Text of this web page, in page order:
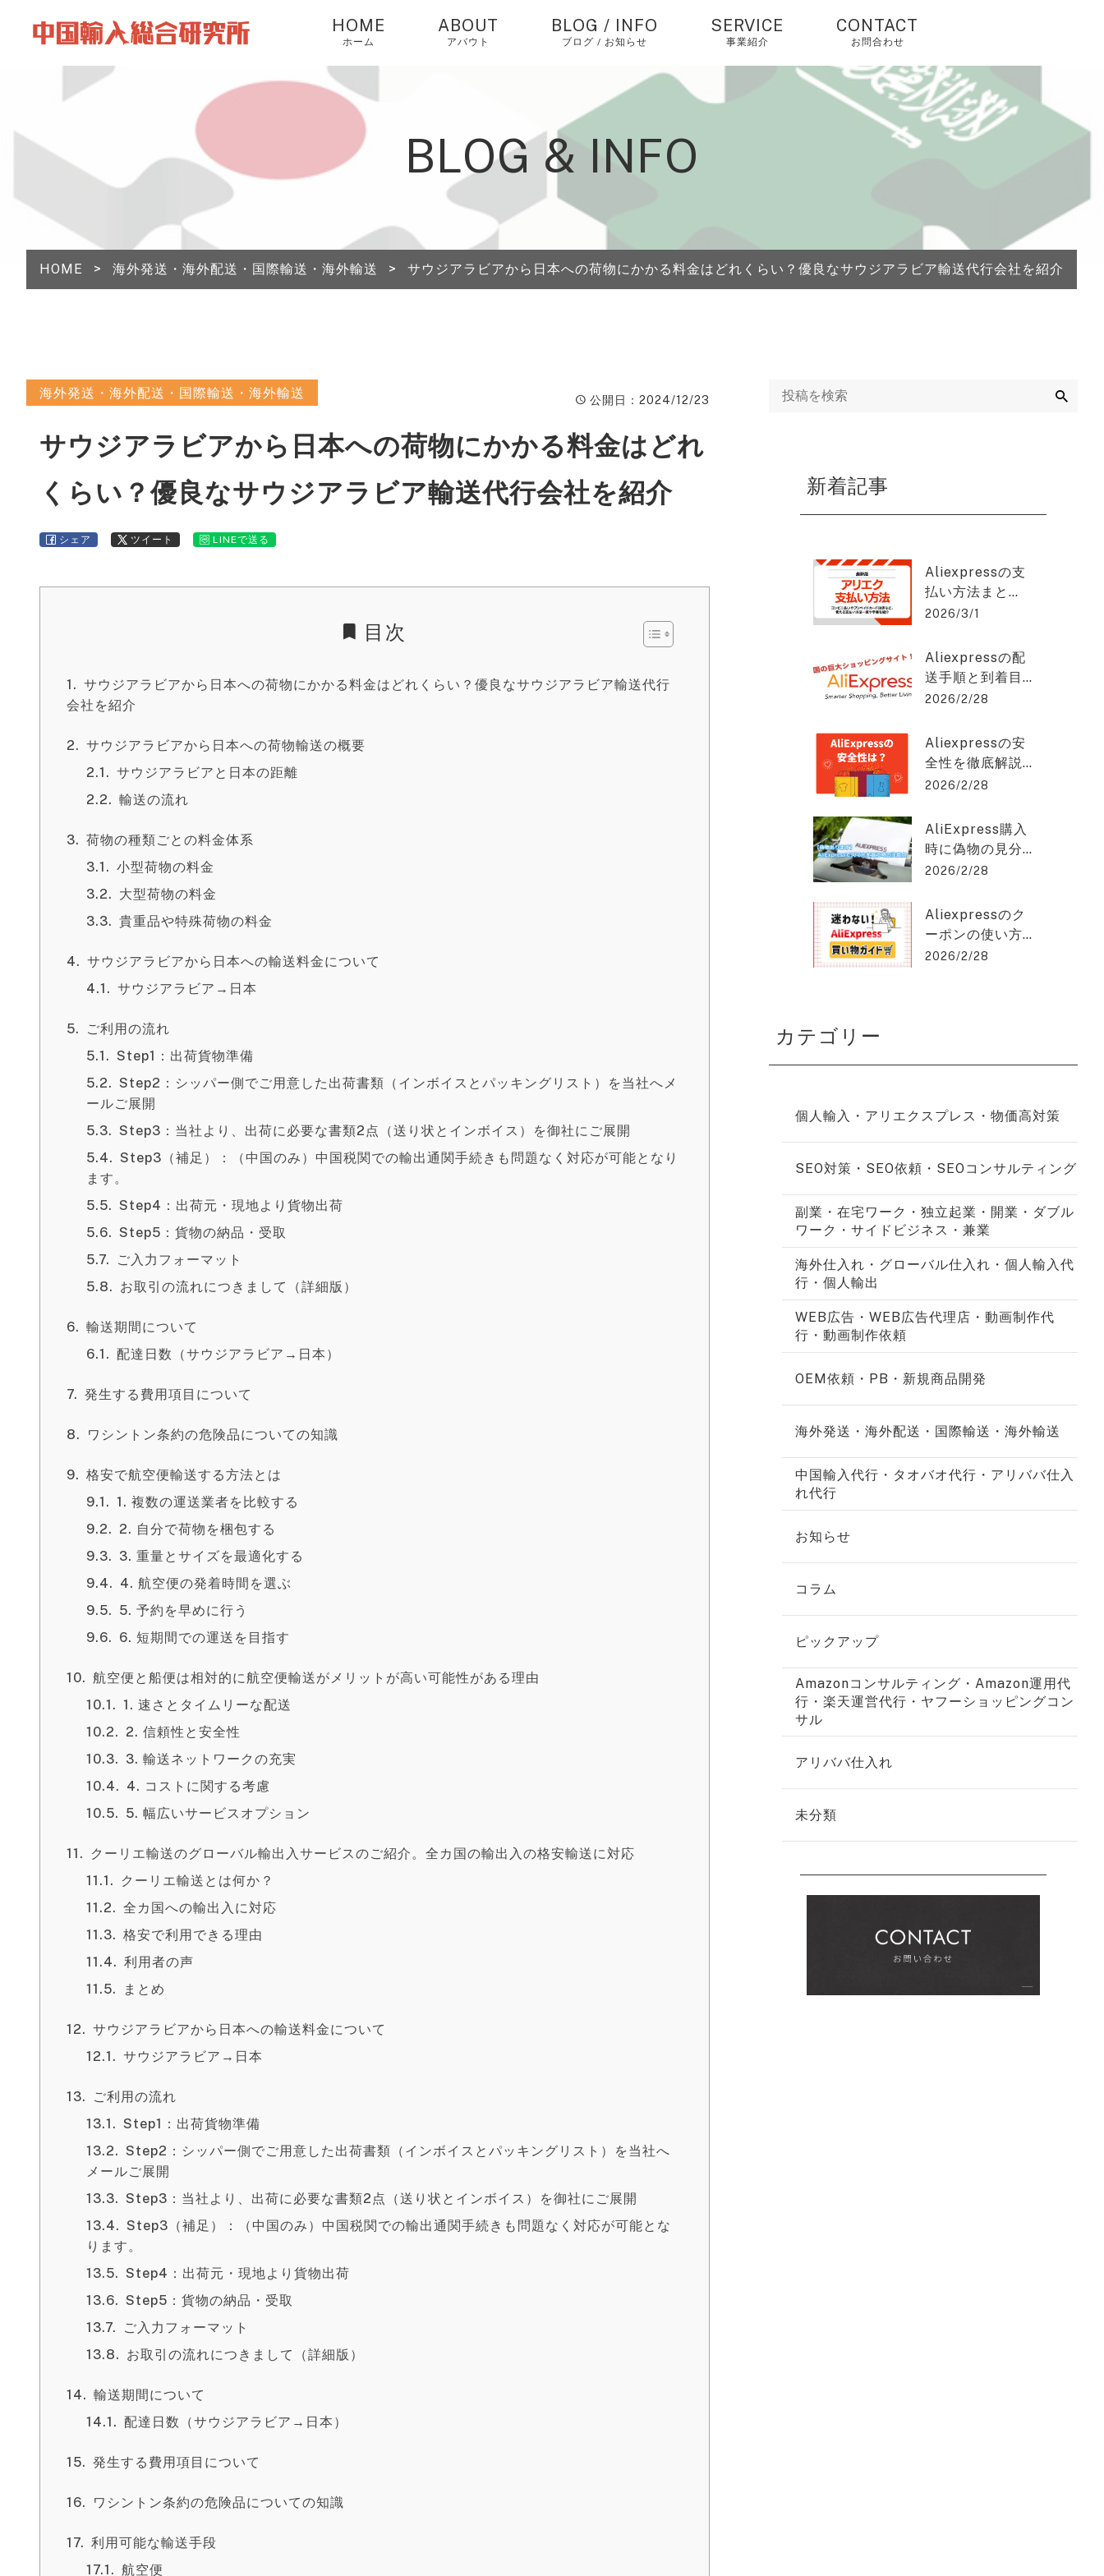
HOME
ホーム
ABOUT
アバウト
BLOG / INFO
ブログ / お知らせ
コラム
SERVICE
事業紹介
中国輸入代行・タオ
バオ代行・アリババ
中国OEM・OEM代行
ング広告運用・WEB
SEO対策・SEOコン
Chat GPT稼ぎの達人
CONTACT
お問合わせ
BLOG & INFO
HOME > 海外発送・海外配送・国際輸送・海外輸送 > サウジアラビアから日本への荷物にかかる料金はどれくらい？優良なサウジアラビア輸送代行会社を紹介
海外発送・海外配送・国際輸送・海外輸送 公開日 ：2024/12/23
サウジアラビアから日本への荷物にかかる料金はどれ
くらい？優良なサウジアラビア輸送代行会社を紹介
シェア ツイート LINEで送る
目次
サウジアラビアから日本への荷物にかかる料金はどれくらい？優良なサウジアラビア輸送代行
会社を紹介
サウジアラビアから日本への荷物輸送の概要
サウジアラビアと日本の距離
輸送の流れ
荷物の種類ごとの料金体系
小型荷物の料金
大型荷物の料金
貴重品や特殊荷物の料金
サウジアラビアから日本への輸送料金について
サウジアラビア→日本
ご利用の流れ
Step1：出荷貨物準備
Step2：シッパー側でご用意した出荷書類（インボイスとパッキングリスト）を当社へメ
ールご展開
Step3：当社より、出荷に必要な書類2点（送り状とインボイス）を御社にご展開
Step3（補足）：（中国のみ）中国税関での輸出通関手続きも問題なく対応が可能となり
ます。
Step4：出荷元・現地より貨物出荷
Step5：貨物の納品・受取
ご入力フォーマット
お取引の流れにつきまして（詳細版）
輸送期間について
配達日数（サウジアラビア→日本）
発生する費用項目について
ワシントン条約の危険品についての知識
格安で航空便輸送する方法とは
1. 複数の運送業者を比較する
2. 自分で荷物を梱包する
3. 重量とサイズを最適化する
4. 航空便の発着時間を選ぶ
5. 予約を早めに行う
6. 短期間での運送を目指す
航空便と船便は相対的に航空便輸送がメリットが高い可能性がある理由
1. 速さとタイムリーな配送
2. 信頼性と安全性
3. 輸送ネットワークの充実
4. コストに関する考慮
5. 幅広いサービスオプション
クーリエ輸送のグローバル輸出入サービスのご紹介。全カ国の輸出入の格安輸送に対応
クーリエ輸送とは何か？
全カ国への輸出入に対応
格安で利用できる理由
利用者の声
まとめ
サウジアラビアから日本への輸送料金について
サウジアラビア→日本
ご利用の流れ
Step1：出荷貨物準備
Step2：シッパー側でご用意した出荷書類（インボイスとパッキングリスト）を当社へ
メールご展開
Step3：当社より、出荷に必要な書類2点（送り状とインボイス）を御社にご展開
Step3（補足）：（中国のみ）中国税関での輸出通関手続きも問題なく対応が可能とな
ります。
Step4：出荷元・現地より貨物出荷
Step5：貨物の納品・受取
ご入力フォーマット
お取引の流れにつきまして（詳細版）
輸送期間について
配達日数（サウジアラビア→日本）
発生する費用項目について
ワシントン条約の危険品についての知識
利用可能な輸送手段
航空便
新着記事
Aliexpressの支
払い方法まと
め：安全に使う
は？アリエクス
プレスを2%OFF
で購入できる方
2026/3/1
Aliexpressの配
送手順と到着目
安をわかりやす
クスプレスを2%
OFFで購入でき
2026/2/28
Aliexpressの安
全性を徹底解説
｜信頼できる購
は？アリエクス
プレスを2%OFF
2026/2/28
AliExpress購入
時に偽物の見分
け方と安く買う
エクスプレスを
2%OFFで購入で
2026/2/28
Aliexpressのク
ーポンの使い方
を徹底解説！保
2026/2/28
カテゴリー
個人輸入・アリエクスプレス・物価高対策
SEO対策・SEO依頼・SEOコンサルティング
副業・在宅ワーク・独立起業・開業・ダブル
ワーク・サイドビジネス・兼業
海外仕入れ・グローバル仕入れ・個人輸入代
行・個人輸出
WEB広告・WEB広告代理店・動画制作代
行・動画制作依頼
OEM依頼・PB・新規商品開発
海外発送・海外配送・国際輸送・海外輸送
中国輸入代行・タオバオ代行・アリババ仕入
れ代行
お知らせ
コラム
ピックアップ
Amazonコンサルティング・Amazon運用代
行・楽天運営代行・ヤフーショッピングコン
サル
アリババ仕入れ
未分類